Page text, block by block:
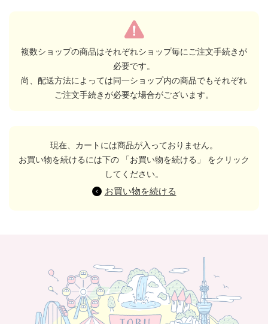
複数ショップの商品はそれぞれショップ毎にご注文手続きが
必要です。
尚、配送方法によっては同一ショップ内の商品でもそれぞれ
ご注文手続きが必要な場合がございます。
現在、カートには商品が入っておりません。
お買い物を続けるには下の 「お買い物を続ける」 をクリック
してください。
お買い物を続ける